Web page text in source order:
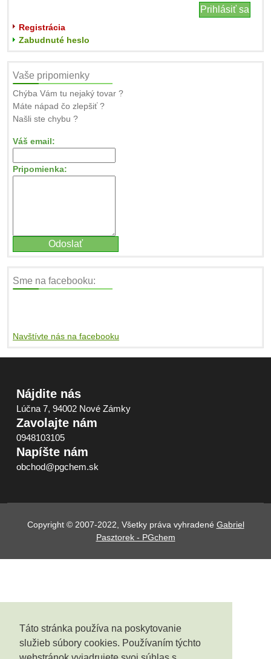
Táto stránka používa na poskytovanie
služieb súbory cookies. Používaním týchto
Registrácia
Zabudnuté heslo
Vaše pripomienky
Chýba Vám tu nejaký tovar ?
Máte nápad čo zlepšiť ?
Našli ste chybu ?
Váš email:
Pripomienka:
Sme na facebooku:
Navštívte nás na facebooku
Nájdite nás
Lúčna 7, 94002 Nové Zámky
Zavolajte nám
0948103105
Napíšte nám
obchod@pgchem.sk
Copyright © 2007-2022, Všetky práva vyhradené Gabriel
Pasztorek - PGchem